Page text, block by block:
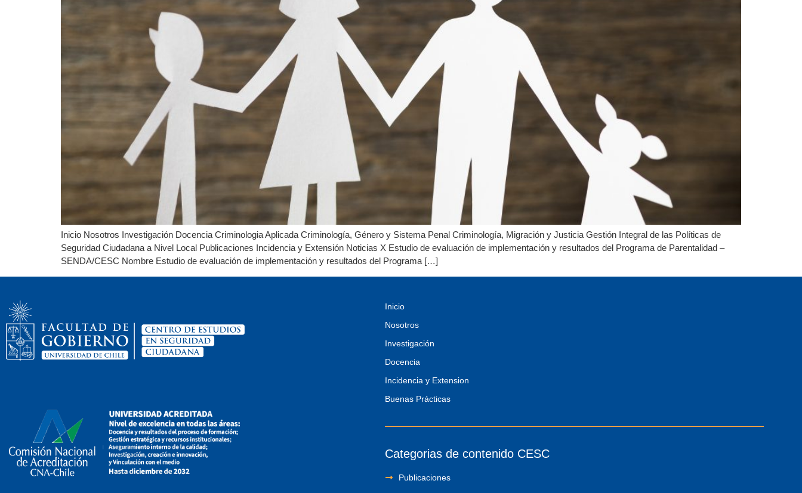
Inicio Nosotros Investigación Docencia Criminologia Aplicada Criminología, Género y Sistema Penal Criminología, Migración y Justicia Gestión Integral de las Políticas de
Seguridad Ciudadana a Nivel Local Publicaciones Incidencia y Extensión Noticias X Estudio de evaluación de implementación y resultados del Programa de Parentalidad –
SENDA/CESC Nombre Estudio de evaluación de implementación y resultados del Programa […]
Inicio
Nosotros
Investigación
Docencia
Incidencia y Extension
Buenas Prácticas
Categorias de contenido CESC
Publicaciones